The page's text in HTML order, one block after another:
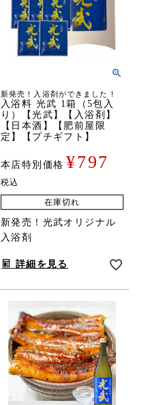
新発売！入浴剤ができました！
入浴料 光武 1箱（5包入
り）【光武】【入浴剤】
【日本酒】【肥前屋限
定】【プチギフト】
本店特別価格 ¥797
税込
在庫切れ
新発売！光武オリジナル
入浴剤
詳細を見る